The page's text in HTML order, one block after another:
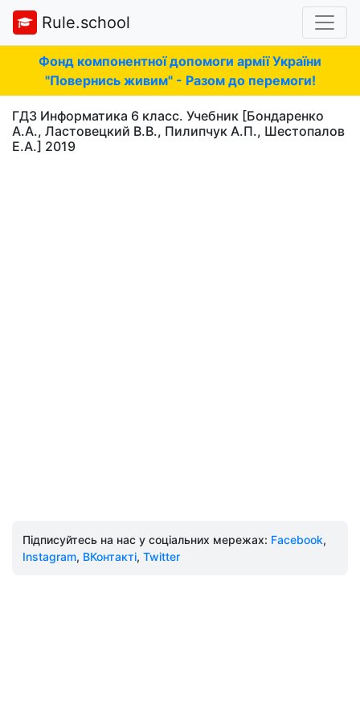
Rule.school
Фонд компонентної допомоги армії України
"Повернись живим" - Разом до перемоги!
ГДЗ Информатика 6 класс. Учебник [Бондаренко
А.А., Ластовецкий В.В., Пилипчук А.П., Шестопалов
Е.А.] 2019
Підписуйтесь на нас у соціальних мережах: Facebook,
Instagram, ВКонтакті, Twitter